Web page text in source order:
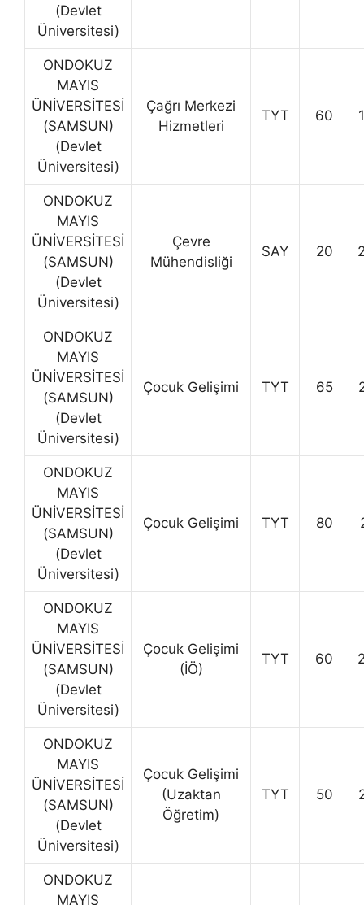
(Devlet
Üniversitesi)
ONDOKUZ
MAYIS
ÜNİVERSİTESİ
(SAMSUN)
(Devlet
Üniversitesi)
Çağrı Merkezi
Hizmetleri
TYT 60
ONDOKUZ
MAYIS
ÜNİVERSİTESİ
(SAMSUN)
(Devlet
Üniversitesi)
Çevre
Mühendisliği
SAY 20
ONDOKUZ
MAYIS
ÜNİVERSİTESİ
(SAMSUN)
(Devlet
Üniversitesi)
Çocuk Gelişimi TYT 65
ONDOKUZ
MAYIS
ÜNİVERSİTESİ
(SAMSUN)
(Devlet
Üniversitesi)
Çocuk Gelişimi TYT 80
ONDOKUZ
MAYIS
ÜNİVERSİTESİ
(SAMSUN)
(Devlet
Üniversitesi)
Çocuk Gelişimi
(İÖ)
TYT 60
ONDOKUZ
MAYIS
ÜNİVERSİTESİ
(SAMSUN)
(Devlet
Üniversitesi)
Çocuk Gelişimi
(Uzaktan
Öğretim)
TYT 50
ONDOKUZ
MAYIS